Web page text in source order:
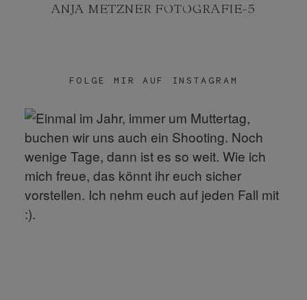
ANJA METZNER FOTOGRAFIE-5
FOLGE MIR AUF INSTAGRAM